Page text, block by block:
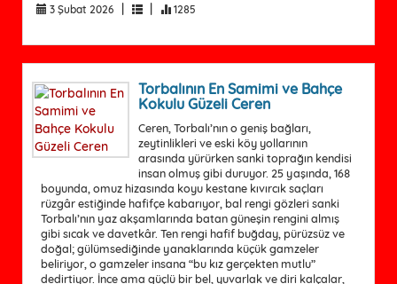
3 Şubat 2026 | | 1285
Torbalının En Samimi ve Bahçe
Kokulu Güzeli Ceren
Ceren, Torbalı’nın o geniş bağları,
zeytinlikleri ve eski köy yollarının
arasında yürürken sanki toprağın kendisi
insan olmuş gibi duruyor. 25 yaşında, 168
boyunda, omuz hizasında koyu kestane kıvırcık saçları
rüzgâr estiğinde hafifçe kabarıyor, bal rengi gözleri sanki
Torbalı’nın yaz akşamlarında batan güneşin rengini almış
gibi sıcak ve davetkâr. Ten rengi hafif buğday, pürüzsüz ve
doğal; gülümsediğinde yanaklarında küçük gamzeler
beliriyor, o gamzeler insana “bu kız gerçekten mutlu”
dedirtiyor. İnce ama güçlü bir bel, yuvarlak ve diri kalçalar,